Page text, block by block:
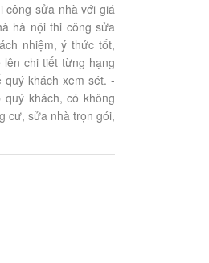
công sửa nhà với giá
hà nội thi công sửa
nhiệm, ý thức tốt,
chi tiết từng hạng
khách xem sét. -
khách, có không
cư, sửa nhà trọn gói,